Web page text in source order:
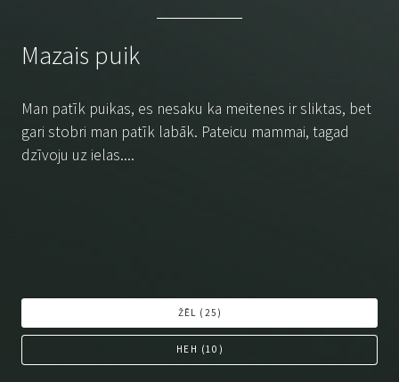
Mazais puik
Man patīk puikas, es nesaku ka meitenes ir sliktas, bet
gari stobri man patīk labāk. Pateicu mammai, tagad
dzīvoju uz ielas....
ŽĒL ( 25 )
HEH (10 )